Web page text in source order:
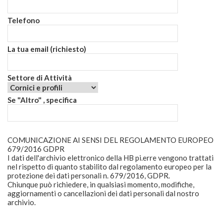
Telefono
La tua email (richiesto)
Settore di Attività
Se "Altro" , specifica
COMUNICAZIONE AI SENSI DEL REGOLAMENTO EUROPEO
679/2016 GDPR
I dati dell'archivio elettronico della HB pi.erre vengono trattati
nel rispetto di quanto stabilito dal regolamento europeo per la
protezione dei dati personali n. 679/2016, GDPR.
Chiunque può richiedere, in qualsiasi momento, modifiche,
aggiornamenti o cancellazioni dei dati personali dal nostro
archivio.